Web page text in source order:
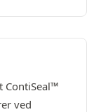
ContiSeal™
ved